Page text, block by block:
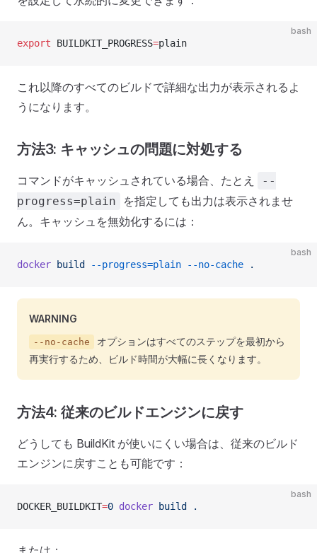
bash
export BUILDKIT_PROGRESS=plain
これ以降のすべてのビルドで詳細な出力が表示されるよ
うになります。
方法3: キャッシュの問題に対処する
コマンドがキャッシュされている場合、たとえ
--
progress=plain
を指定しても出力は表示されませ
ん。キャッシュを無効化するには：
bash
docker build --progress=plain --no-cache .
WARNING
--no-cache
オプションはすべてのステップを最初から
再実行するため、ビルド時間が大幅に長くなります。
方法4: 従来のビルドエンジンに戻す
どうしても BuildKit が使いにくい場合は、従来のビルド
エンジンに戻すことも可能です：
bash
DOCKER_BUILDKIT=0 docker build .
または：